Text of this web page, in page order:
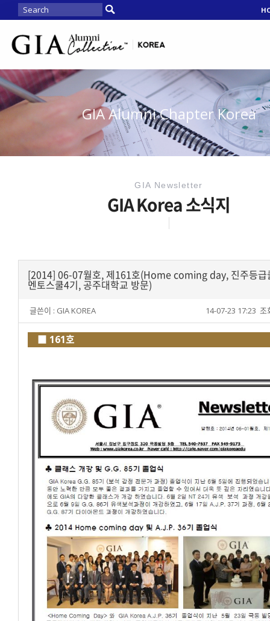
GIA Alumni Chapter Korea
GIA Newsletter
GIA Korea 소식지
[2014] 06-07월호, 제161호(Home coming day, 진주등급
멘토스쿨4기, 공주대학교 방문)
글쓴이 : GIA KOREA 조
14-07-23 17:23
■ 161호